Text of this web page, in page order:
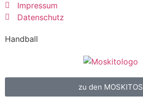
Impressum
Datenschutz
Handball
zu den MOSKITOS